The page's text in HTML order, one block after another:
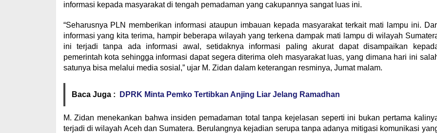
informasi kepada masyarakat di tengah pemadaman yang cakupannya sangat luas ini.
“Seharusnya PLN memberikan informasi ataupun imbauan kepada masyarakat terkait mati lampu ini.
informasi yang kita terima, hampir beberapa wilayah yang terkena dampak mati lampu di wilayah
ini terjadi tanpa ada informasi awal, setidaknya informasi paling akurat dapat disampaikan
pemerintah kota sehingga informasi dapat segera diterima oleh masyarakat luas, yang dimana hari ini
satunya bisa melalui media sosial,” ujar M. Zidan dalam keterangan resminya, Jumat malam.
Baca Juga : DPRK Minta Pemko Tertibkan Anjing Liar Jelang Ramadhan
M. Zidan menekankan bahwa insiden pemadaman total tanpa kejelasan seperti ini bukan pertama
terjadi di wilayah Aceh dan Sumatera. Berulangnya kejadian serupa tanpa adanya mitigasi komunikasi